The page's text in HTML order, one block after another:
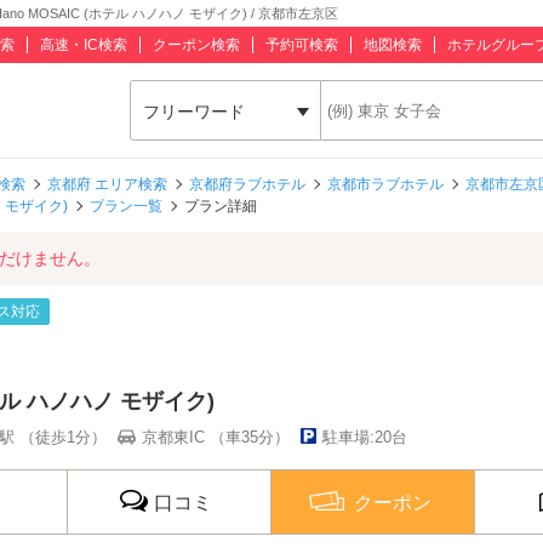
MOSAIC (ホテル ハノハノ モザイク) / 京都市左京区
高速・IC検索 クーポン検索 予約可検索 地図検索 ホテルグルー
フリーワード
索 京都府 エリア検索 京都府ラブホテル 京都市ラブホテル
京都市左京
モザイク)
プラン一覧 プラン詳細
けません。
対応
ハノハノ モザイク)
（徒歩1分） 京都東IC （車35分） 駐車場:20台
口コミ クーポン